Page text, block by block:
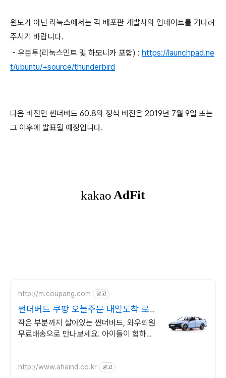
윈도가 아닌 리눅스에서는 각 배포판 개발사의 업데이트를 기다려
주시기 바랍니다.
- 우분투(리눅스민트 및 하모니카 포함) : https://launchpad.ne
t/ubuntu/+source/thunderbird
다음 버전인 썬더버드 60.8의 정식 버전은 2019년 7월 9일 또는
그 이후에 발표될 예정입니다.
http://m.coupang.com 광고
썬더버드 쿠팡 오늘주문 내일도착 로켓
배송
작은 부분까지 살아있는 썬더버드, 와우회원
무료배송으로 만나보세요. 아이들이 험하게
http://www.ahaind.co.kr 광고